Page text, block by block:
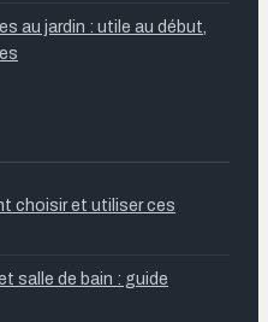
au jardin : utile au début,
choisir et utiliser ces
salle de bain : guide